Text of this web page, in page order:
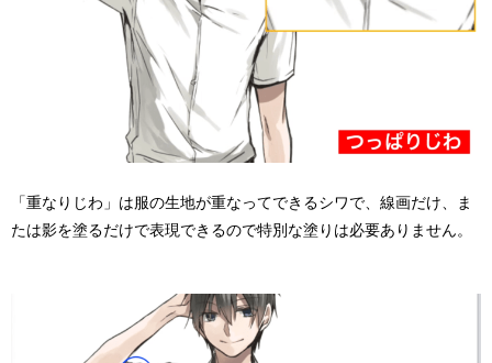
「重なりじわ」は服の生地が重なってできるシワで、線画だけ、ま
たは影を塗るだけで表現できるので特別な塗りは必要ありません。